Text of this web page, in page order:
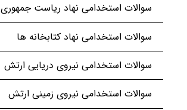
سوالات استخدامی نهاد ریاست جمهوری
سوالات استخدامی نهاد کتابخانه ها
سوالات استخدامی نیروی دریایی ارتش
سوالات استخدامی نیروی زمینی ارتش